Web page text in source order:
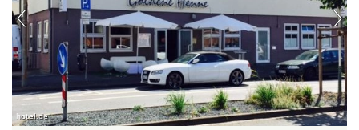
hotel.de